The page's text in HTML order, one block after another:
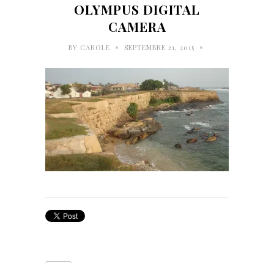
OLYMPUS DIGITAL
CAMERA
BY CAROLE • SEPTEMBRE 21, 2015 •